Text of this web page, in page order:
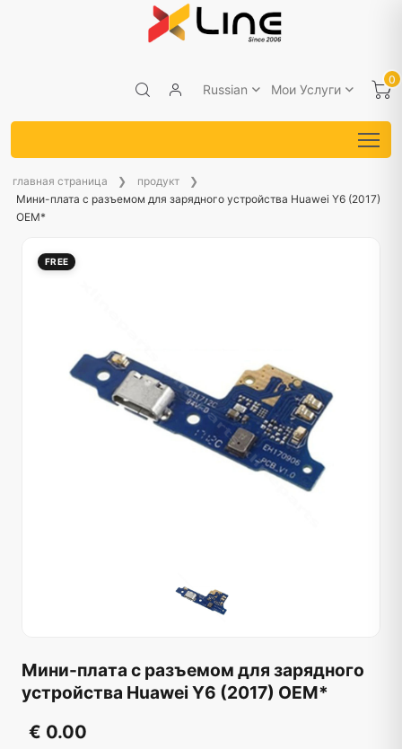
Russian Мои Услуги
0
главная страница
продукт
Мини-плата с разъемом для зарядного устройства Huawei Y6 (2017)
OEM*
FREE
Мини-плата с разъемом для зарядного
устройства Huawei Y6 (2017) OEM*
€ 0.00